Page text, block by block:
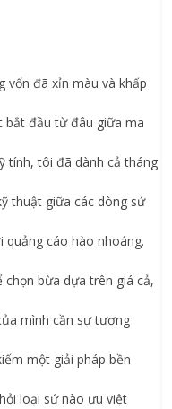
vốn đã xỉn màu và khấp
bắt đầu từ đâu giữa ma
tính, tôi đã dành cả tháng
thuật giữa các dòng sứ
cáo hào nhoáng.
bừa dựa trên giá cả,
mình cần sự tương
một giải pháp bền
loại sứ nào ưu việt